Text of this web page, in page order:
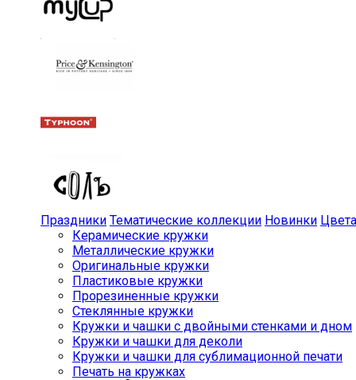
Праздники Тематические коллекции Новинки Цвета
Керамические кружки
Металлические кружки
Оригинальные кружки
Пластиковые кружки
Прорезиненные кружки
Стеклянные кружки
Кружки и чашки с двойными стенками и дном
Кружки и чашки для деколи
Кружки и чашки для сублимационной печати
Печать на кружках